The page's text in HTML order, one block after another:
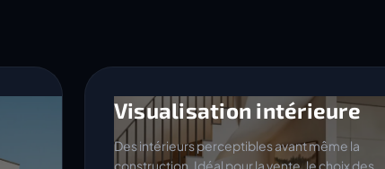
Visualisation intérieure
Des intérieurs perceptibles avant même la
construction. Idéal pour la vente, le choix des